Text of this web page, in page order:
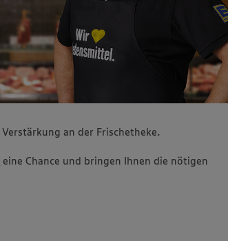
Verstärkung an der Frischetheke.
eine Chance und bringen Ihnen die nötigen